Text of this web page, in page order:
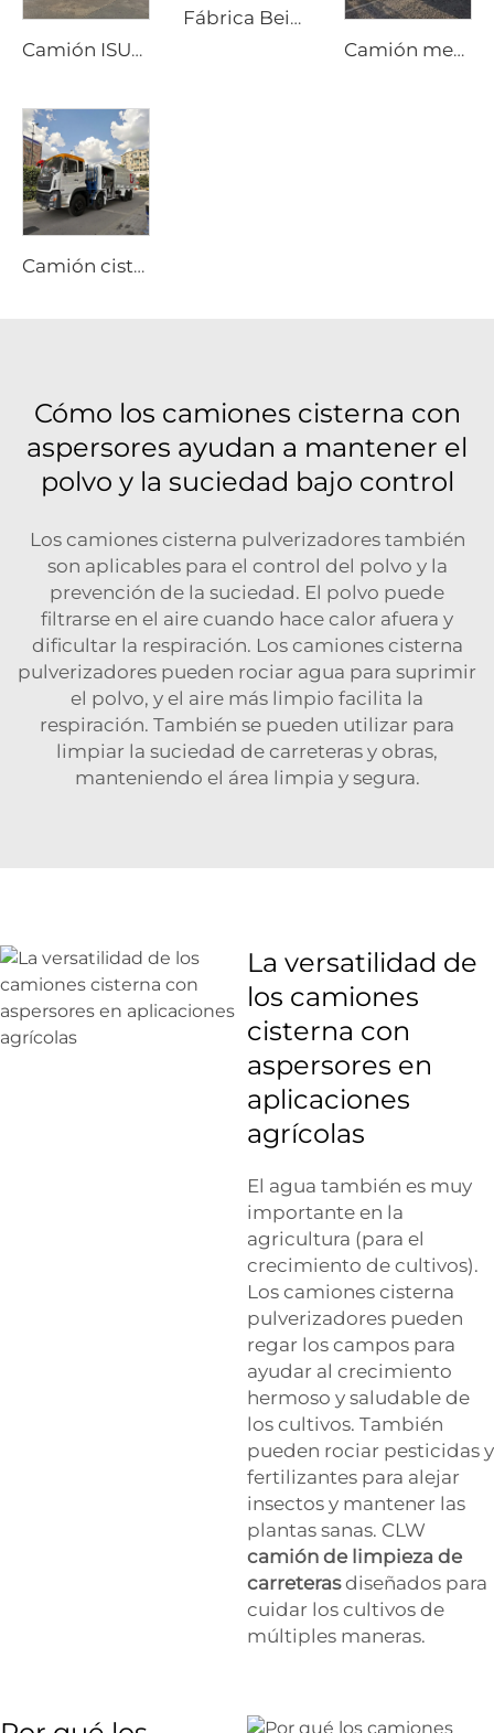
Camión ISUZU GIGA 4x2 con bomba de succión de alcantarillado y vacío, transmisión manual, depósito de 12000 litros para pozos sépticos
Fábrica Beiben Suministra Grúa para Camión de Transporte Especial Todo Terreno 4X4 6x6 Brazo Plegable Rígido
Camión mezclador de cemento móvil Shacman nuevo, tambor de 8m3 y 10m3, precio de camión mezclador de hormigón
Camión cisterna de combustible Dongfeng 8x4 340hp de 12 ruedas, capacidad de 25000 litros, vehículo nuevo de repostaje manual para aviación, avión 4x2 4x4 6x6
Cómo los camiones cisterna con
aspersores ayudan a mantener el
polvo y la suciedad bajo control
Los camiones cisterna pulverizadores también
son aplicables para el control del polvo y la
prevención de la suciedad. El polvo puede
filtrarse en el aire cuando hace calor afuera y
dificultar la respiración. Los camiones cisterna
pulverizadores pueden rociar agua para suprimir
el polvo, y el aire más limpio facilita la
respiración. También se pueden utilizar para
limpiar la suciedad de carreteras y obras,
manteniendo el área limpia y segura.
La versatilidad de
los camiones
cisterna con
aspersores en
aplicaciones
agrícolas
El agua también es muy
importante en la
agricultura (para el
crecimiento de cultivos).
Los camiones cisterna
pulverizadores pueden
regar los campos para
ayudar al crecimiento
hermoso y saludable de
los cultivos. También
pueden rociar pesticidas y
fertilizantes para alejar
insectos y mantener las
plantas sanas. CLW
camión de limpieza de
carreterasdiseñados para
cuidar los cultivos de
múltiples maneras.